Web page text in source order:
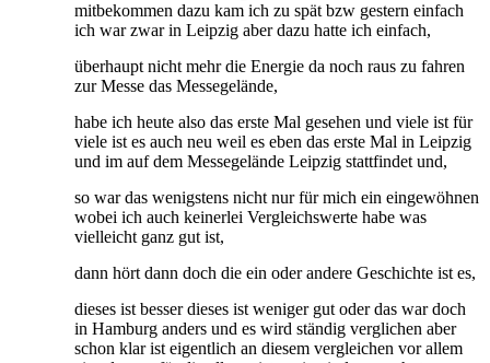
mitbekommen dazu kam ich zu spät bzw gestern einfach
ich war zwar in Leipzig aber dazu hatte ich einfach,
überhaupt nicht mehr die Energie da noch raus zu fahren
zur Messe das Messegelände,
habe ich heute also das erste Mal gesehen und viele ist für
viele ist es auch neu weil es eben das erste Mal in Leipzig
und im auf dem Messegelände Leipzig stattfindet und,
so war das wenigstens nicht nur für mich ein eingewöhnen
wobei ich auch keinerlei Vergleichswerte habe was
vielleicht ganz gut ist,
dann hört dann doch die ein oder andere Geschichte ist es,
dieses ist besser dieses ist weniger gut oder das war doch
in Hamburg anders und es wird ständig verglichen aber
schon klar ist eigentlich an diesem vergleichen vor allem